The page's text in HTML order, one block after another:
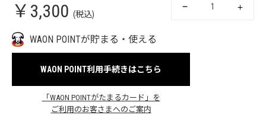
￥3,300 (税込)
WAON POINTが貯まる・使える
WAON POINT利用手続きはこちら
「WAON POINTがたまるカード」を
ご利用のお客さまへのご案内